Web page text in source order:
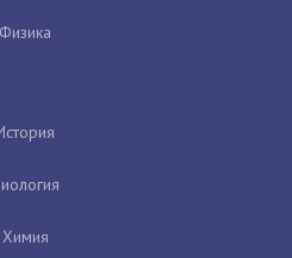
Физика
Химия